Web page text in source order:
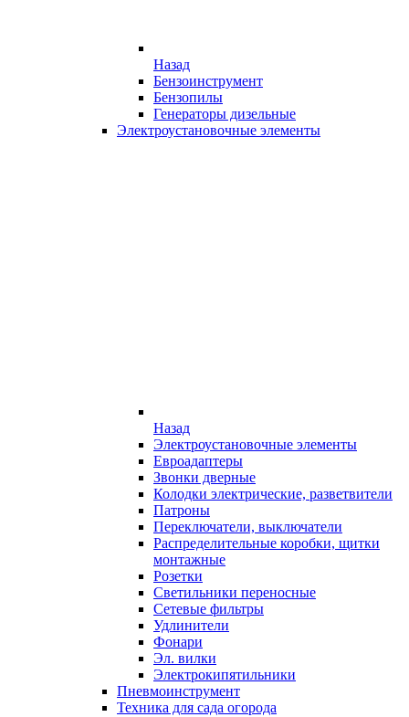
Назад
Бензоинструмент
Бензопилы
Генераторы дизельные
Электроустановочные элементы
Назад
Электроустановочные элементы
Евроадаптеры
Звонки дверные
Колодки электрические, разветвители
Патроны
Переключатели, выключатели
Распределительные коробки, щитки
монтажные
Розетки
Светильники переносные
Сетевые фильтры
Удлинители
Фонари
Эл. вилки
Электрокипятильники
Пневмоинструмент
Техника для сада огорода